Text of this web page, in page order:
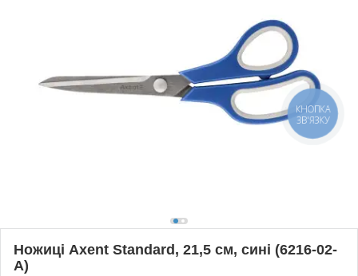
Ножиці Axent Standard, 21,5 см, сині (6216-02-
A)
КНОПКА
ЗВ'ЯЗКУ